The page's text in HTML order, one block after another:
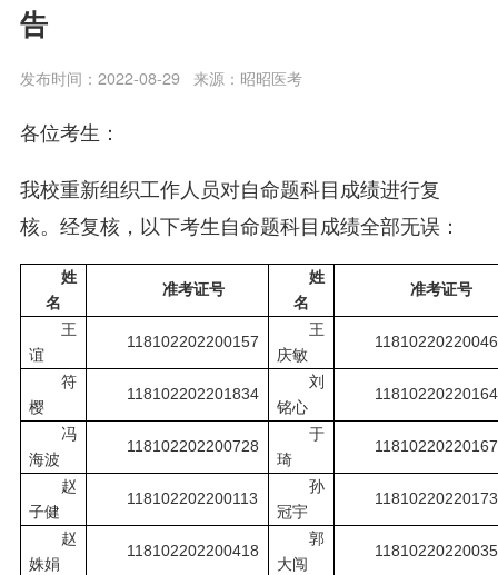
告
发布时间：2022-08-29 来源：昭昭医考
各位考生：
我校重新组织工作人员对自命题科目成绩进行复
核。经复核，以下考生自命题科目成绩全部无误：
姓
名
准考证号
姓
名
准考证号
王
谊
118102202200157
王
庆敏
符
樱
118102202201834
刘
铭心
冯
海波
118102202200728
于
琦
赵
子健
118102202200113
孙
冠宇
赵
姝娟
118102202200418
郭
大闯